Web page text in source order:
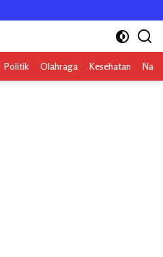
Politik Olahraga Kesehatan